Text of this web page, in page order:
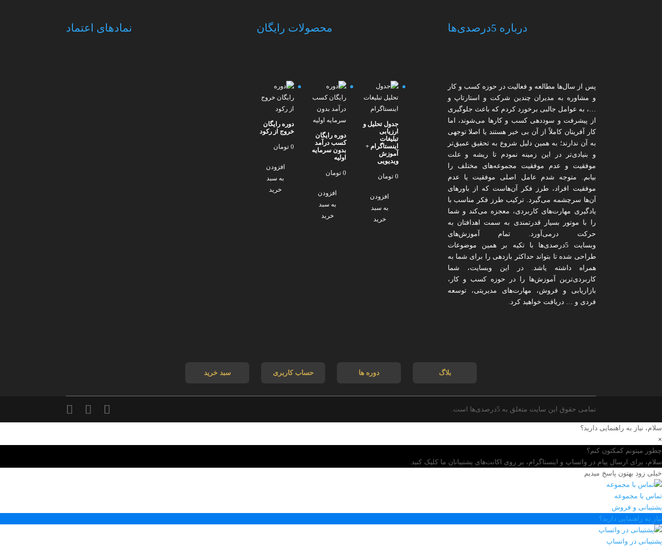
نمادهای اعتماد محصولات رایگان
جدول تحلیل و
ارزیابی
تبلیغات
اینستاگرام +
آموزش
ویدیویی
0 تومان
افزودن
به سبد
خرید
دوره رایگان
کسب درآمد
بدون سرمایه
اولیه
0 تومان
افزودن
به سبد
خرید
دوره رایگان
خروج از رکود
0 تومان
افزودن
به سبد
خرید
درباره 5درصدی‌ها
پس از سال‌ها مطالعه و فعالیت در حوزه کسب و کار
و مشاوره به مدیران چندین شرکت و استارتاپ و
…، به عوامل جالبی برخورد کردم که باعث جلوگیری
از پیشرفت و سوددهی کسب و کارها می‌شوند، اما
کار آفرینان کاملاً از آن بی خبر هستند یا اصلا توجهی
به آن ندارند؛ به همین دلیل شروع به تحقیق عمیق‌تر
و بنیادی‌تر در این زمینه نمودم تا ریشه و علت
موفقیت و عدم موفقیت مجموعه‌های مختلف را
بیابم. متوجه شدم عامل اصلی موفقیت یا عدم
موفقیت افراد، طرز فکر آن‌هاست که از باورهای
آن‌ها سرچشمه می‌گیرد. ترکیب طرز فکر مناسب با
یادگیری مهارت‌های کاربردی، معجزه می‌کند و شما
را با موتور بسیار قدرتمندی به سمت اهدافتان به
حرکت درمی‌آورد. تمام آموزش‌های
وبسایت 5درصدی‌ها با تکیه بر همین موضوعات
طراحی شده تا بتواند حداکثر بازدهی را برای شما به
همراه داشته یاشد. در این وبسایت، شما
کاربردی‌ترین آموزش‌ها را در حوزه کسب و کار،
بازاریابی و فروش، مهارت‌های مدیریتی، توسعه
فردی و … دریافت خواهید کرد.
بلاگ دوره ها حساب کاربری سبد خرید
تمامی حقوق این سایت متعلق به 5درصدی‌ها است.
سلام، نیاز به راهنمایی دارید؟
×
چطور میتونم کمکتون کنم؟
سلام، برای ارسال پیام در واتساپ و اینستاگرام، بر روی اکانت‌های پشتیبانان ما کلیک کنید.
خیلی زود بهتون پاسخ میدیم
تماس با مجموعه
پشتیبانی و فروش
نیاز به راهنمایی دارید؟
پشتیبانی در واتساپ